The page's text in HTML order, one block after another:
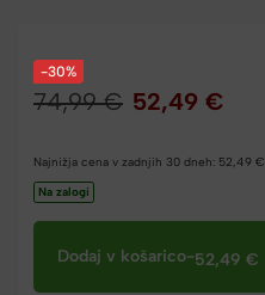
-30%
74,99€ 52,49 €
Najnižja cena v zadnjih 30 dneh: 52,49 €
Na zalogi
Dodaj v košarico-52,49 €